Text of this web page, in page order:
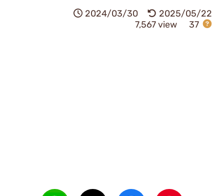
2024/03/30
2025/05/22
7,567 view
37